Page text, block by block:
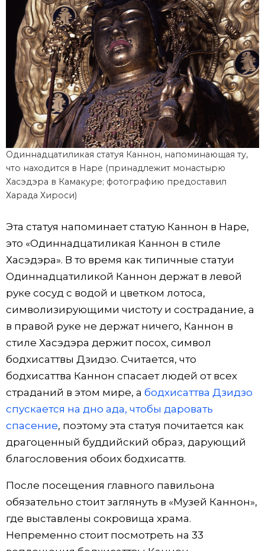
Одиннадцатиликая статуя Каннон, напоминающая ту,
что находится в Наре (принадлежит монастырю
Хасэдэра в Камакуре; фотографию предоставил
Харада Хироси)
Эта статуя напоминает статую Каннон в Наре,
это «Одиннадцатиликая Каннон в стиле
Хасэдэра». В то время как типичные статуи
Одиннадцатиликой Каннон держат в левой
руке сосуд с водой и цветком лотоса,
символизирующими чистоту и сострадание, а
в правой руке не держат ничего, Каннон в
стиле Хасэдэра держит посох, символ
бодхисаттвы Дзидзо. Считается, что
бодхисаттва Каннон спасает людей от всех
страданий в этом мире, а бодхисаттва Дзидзо
спускается на дно ада, чтобы даровать
спасение, поэтому эта статуя почитается как
драгоценный буддийский образ, дарующий
благословения обоих бодхисаттв.
После посещения главного павильона
обязательно стоит заглянуть в «Музей Каннон»,
где выставлены сокровища храма.
Непременно стоит посмотреть на 33